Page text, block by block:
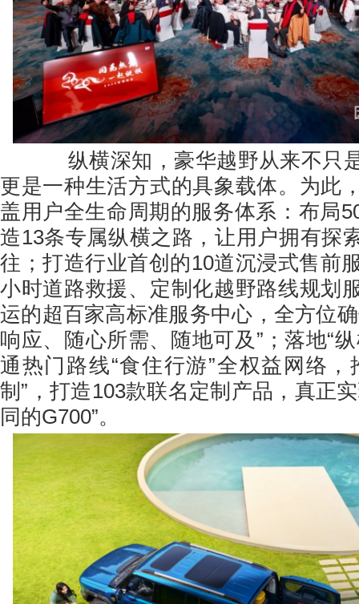
纵横深知，豪华越野从来不只
更是一种生活方式的具象载体。为此
盖用户全生命周期的服务体系：布局
造13条专属纵横之路，让用户拥有探
往；打造行业首创的10道沉浸式售前
小时道路救援、定制化越野路线规划
运的超百家高标准服务中心，全方位
响应、随心所需、随地可及”；落地“
通热门路线“食住行游”全权益网络，
制”，打造103款联名定制产品，真正
同的G700”。